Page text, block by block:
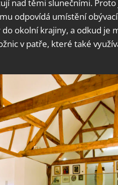
a sdělování voleb ochrany
nad těmi slunečními.
odpovídá umístění
okolní krajiny, a odkud je
v patře, které také